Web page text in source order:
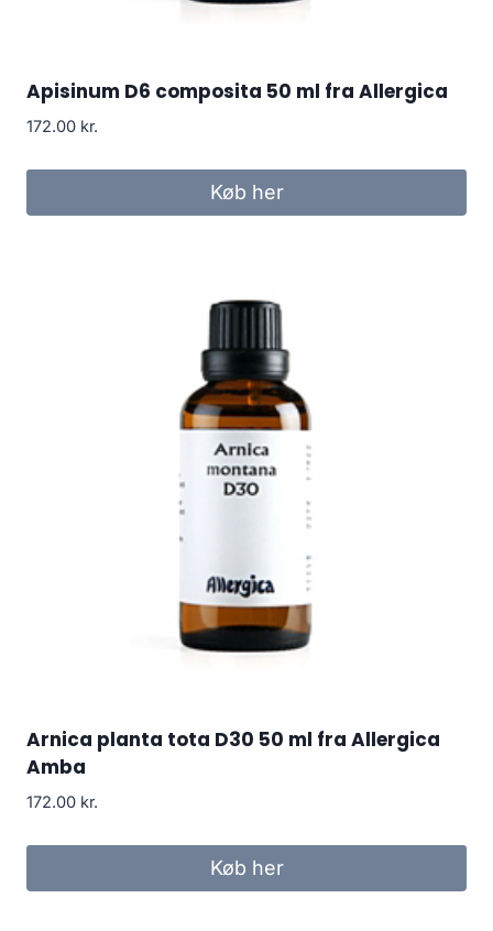
Apisinum D6 composita 50 ml fra Allergica
172.00 kr.
Køb her
Arnica planta tota D30 50 ml fra Allergica
Amba
172.00 kr.
Køb her